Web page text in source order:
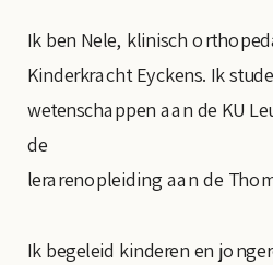
Ik ben Nele, klinisch
Kinderkracht Eyckens. Ik
wetenschappen aan de KU
de
lerarenopleiding aan de
Ik begeleid kinderen en